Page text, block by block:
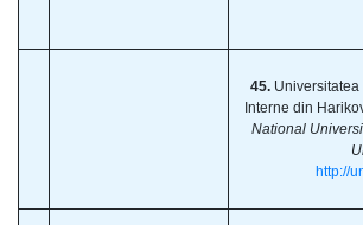
45.
Interne din
National
http://